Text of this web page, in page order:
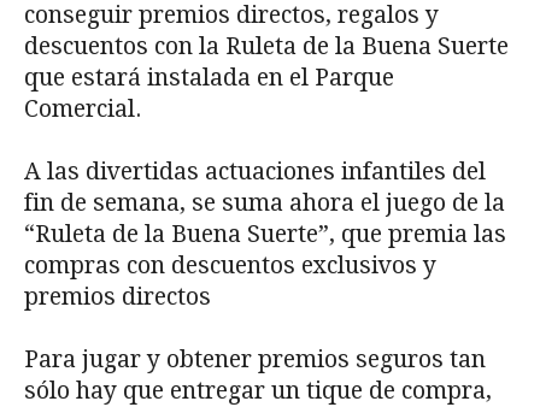
conseguir premios directos, regalos y
descuentos con la Ruleta de la Buena Suerte
que estará instalada en el Parque
Comercial.
A las divertidas actuaciones infantiles del
fin de semana, se suma ahora el juego de la
“Ruleta de la Buena Suerte”, que premia las
compras con descuentos exclusivos y
premios directos
Para jugar y obtener premios seguros tan
sólo hay que entregar un tique de compra,